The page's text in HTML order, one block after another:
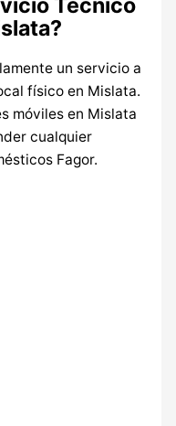
un servicio a
físico en Mislata.
móviles en Mislata
cualquier
Fagor.